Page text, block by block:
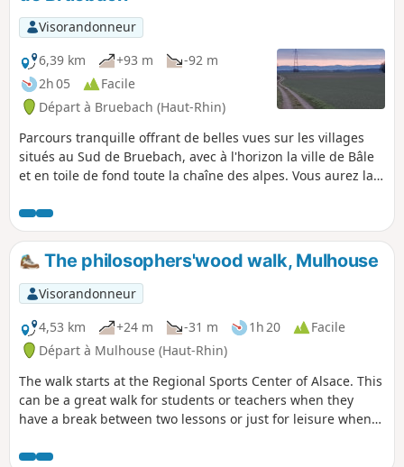
Visorandonneur
6,39 km
+93 m
-92 m
2h 05
Facile
Départ à Bruebach (Haut-Rhin)
Parcours tranquille offrant de belles vues sur les villages
situés au Sud de Bruebach, avec à l'horizon la ville de Bâle
et en toile de fond toute la chaîne des alpes. Vous aurez la
alémaniques droit devant vous avec l'Eiger et le Jungfrau et
leurs magnifiques pyramides et à l'autre extrémité, côté
droit, quand la météo le permet, le Mont Blanc.
The philosophers'wood walk, Mulhouse
Visorandonneur
4,53 km
+24 m -31 m 1h 20
Facile
Départ à Mulhouse (Haut-Rhin)
The walk starts at the Regional Sports Center of Alsace. This
can be a great walk for students or teachers when they
have a break between two lessons or just for leisure when